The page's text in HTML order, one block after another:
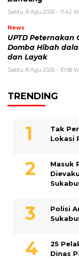
Sabtu, 8 Agu 2026 - 11:42
News
UPTD Peternakan
Domba Hibah
dan Layak
Sabtu, 8 Agu 2026 - 10:58
TRENDING
Tak
Lokasi
Masuk
Polisi
25
Dinas